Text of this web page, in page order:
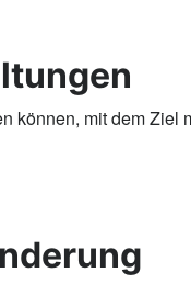
können, mit dem Ziel